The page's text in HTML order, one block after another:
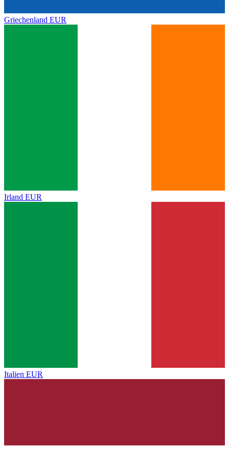
Griechenland EUR
Irland EUR
Italien EUR